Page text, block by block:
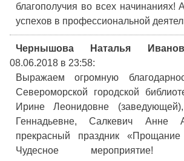
благополучия во всех начинаниях!
успехов в профессиональной
Чернышова Наталья
08.06.2018 в 23:58:
Выражаем огромную
Североморской городской
Ирине Леонидовне
Геннадьевне, Салкевич Анне
прекрасный праздник
Чудесное мероприятие!